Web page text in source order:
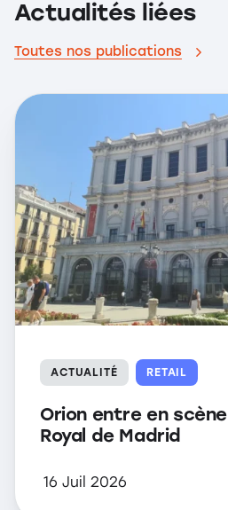
Actualités liées
Toutes nos publications
ACTUALITÉ RETAIL
Orion entre en
Royal de Madrid
16 Juil 2026